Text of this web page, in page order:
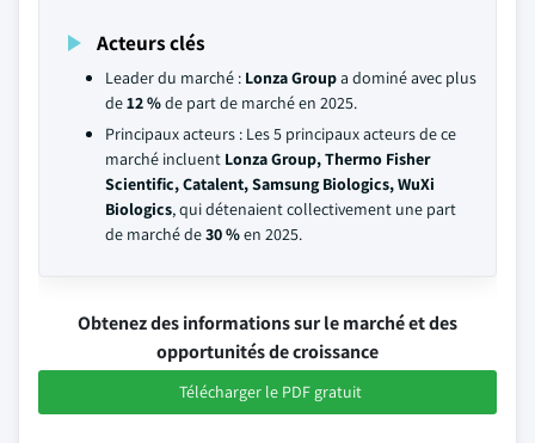
Acteurs clés
Leader du marché : Lonza Groupa dominé avec plus
de12 %de part de marché en 2025.
Principaux acteurs : Les 5 principaux acteurs de ce
marché incluent Lonza Group, Thermo Fisher
Scientific, Catalent, Samsung Biologics, WuXi
Biologics, qui détenaient collectivement une part
de marché de30 %en 2025.
Obtenez des informations sur le marché et des
opportunités de croissance
Télécharger le PDF gratuit